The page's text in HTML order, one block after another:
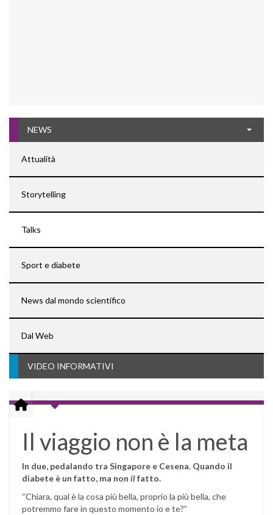
NEWS
Attualità
Storytelling
Talks
Sport e diabete
News dal mondo scientifico
Dal Web
VIDEO INFORMATIVI
Il viaggio non è la meta
In due, pedalando tra Singapore e Cesena. Quando il
diabete èun fatto, ma non ilfatto.
“Chiara, qual è la cosa più bella, proprio la più bella, che
potremmo fare in questo momento io e te?”